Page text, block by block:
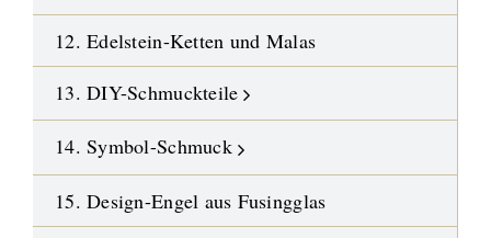
12. Edelstein-Ketten und Malas
13. DIY-Schmuckteile
14. Symbol-Schmuck
15. Design-Engel aus Fusingglas